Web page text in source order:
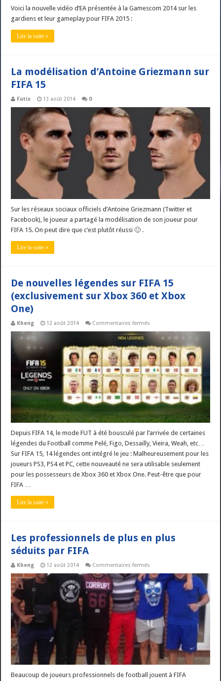
Voici la nouvelle vidéo d’EA présentée à la Gamescom 2014 sur les
gardiens et leur gameplay pour FIFA 2015 :
Lire la suite »
La modélisation d’Antoine Griezmann sur
FIFA 15
Futix 13 août 2014 0
Sur les réseaux sociaux officiels d’Antoine Griezmann (Twitter et
Facebook), le joueur a partagé la modélisation de son joueur pour
FIFA 15. On peut dire que c’est plutôt réussi 🙂 .
Lire la suite »
De nouvelles légendes sur FIFA 15
(exclusivement sur Xbox 360 et Xbox
One)
Kheng 12 août 2014 Commentaires fermés
nouvelles
légendes
sur
FIFA
15
(exclusivement
sur
Xbox
360
et
Xbox
One)
Depuis FIFA 14, le mode FUT à été bousculé par l’arrivée de certaines
légendes du Football comme Pelé, Figo, Dessailly, Vieira, Weah, etc…
Sur FIFA 15, 14 légendes ont intégré le jeu : Malheureusement pour les
joueurs PS3, PS4 et PC, cette nouveauté ne sera utilisable seulement
pour les possesseurs de Xbox 360 et Xbox One. Peut-être que pour
FIFA …
Lire la suite »
Les professionnels de plus en plus
séduits par FIFA
Kheng 12 août 2014 Commentaires fermés
professionnels
de
plus
en
plus
séduits
par
FIFA
Beaucoup de joueurs professionnels de football jouent à FIFA